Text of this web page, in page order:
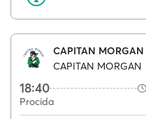
CAPITAN MORGAN
CAPITAN MORGAN
18:40
Procida